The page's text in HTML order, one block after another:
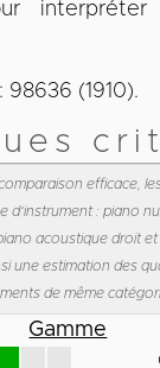
interpréter
(1910).
efficace,
d'instrument : piano
acoustique droit
une estimation des
de même
Gamme